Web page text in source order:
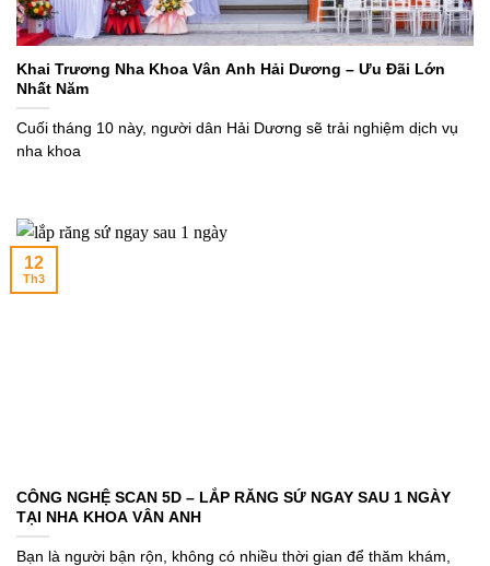
Khai Trương Nha Khoa Vân Anh Hải Dương – Ưu Đãi Lớn
Nhất Năm
Cuối tháng 10 này, người dân Hải Dương sẽ trải nghiệm dịch vụ
nha khoa
CÔNG NGHỆ SCAN 5D – LẮP RĂNG SỨ NGAY SAU 1 NGÀY
TẠI NHA KHOA VÂN ANH
Bạn là người bận rộn, không có nhiều thời gian để thăm khám,
12
Th3